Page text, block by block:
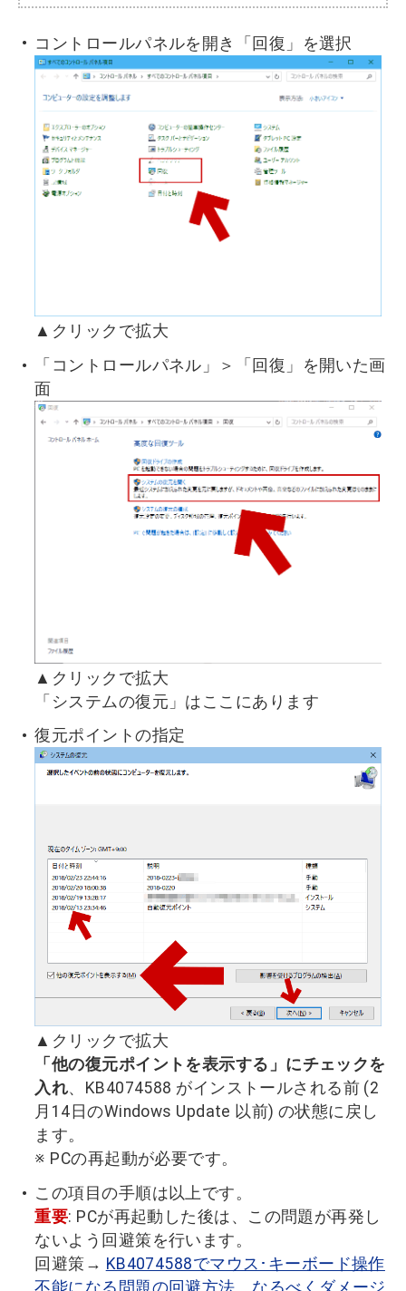
コントロールパネルを開き「回復」を選択
▲クリックで拡大
「コントロールパネル」＞「回復」を開いた画
面
▲クリックで拡大
「システムの復元」はここにあります
復元ポイントの指定
▲クリックで拡大
「他の復元ポイントを表示する」にチェックを
入れ、KB4074588 がインストールされる前 (2
月14日のWindows Update 以前) の状態に戻し
ます。
※ PCの再起動が必要です。
この項目の手順は以上です。
重要: PCが再起動した後は、この問題が再発し
ないよう回避策を行います。
回避策→ KB4074588でマウス･キーボード操作
不能になる問題の回避方法、なるべくダメージ